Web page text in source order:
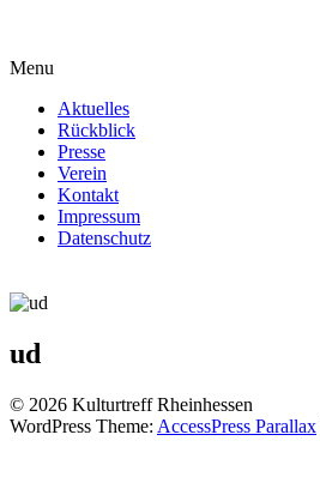
Menu
Aktuelles
Rückblick
Presse
Verein
Kontakt
Impressum
Datenschutz
ud
© 2026 Kulturtreff Rheinhessen
WordPress Theme: AccessPress Parallax